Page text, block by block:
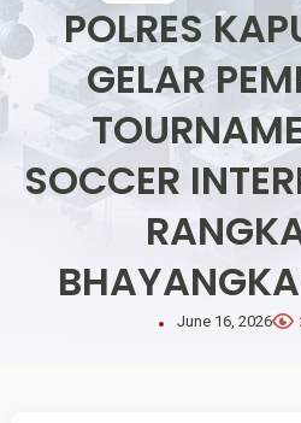
POLRES
GELAR
SOCCER
June 16, 2026